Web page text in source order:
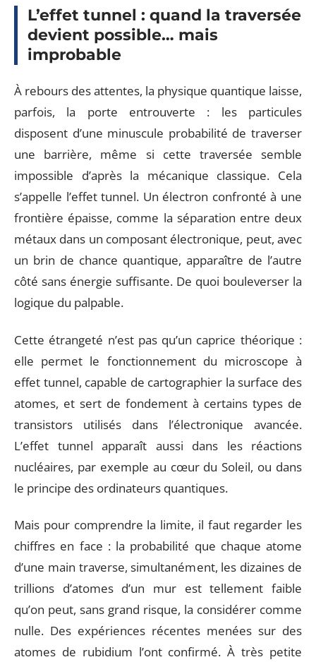
L’effet tunnel : quand la traversée
devient possible… mais
improbable
À rebours des attentes, la physique quantique laisse,
parfois, la porte entrouverte : les particules
disposent d’une minuscule probabilité de traverser
une barrière, même si cette traversée semble
impossible d’après la mécanique classique. Cela
s’appelle l’effet tunnel. Un électron confronté à une
frontière épaisse, comme la séparation entre deux
métaux dans un composant électronique, peut, avec
un brin de chance quantique, apparaître de l’autre
côté sans énergie suffisante. De quoi bouleverser la
logique du palpable.
Cette étrangeté n’est pas qu’un caprice théorique :
elle permet le fonctionnement du microscope à
effet tunnel, capable de cartographier la surface des
atomes, et sert de fondement à certains types de
transistors utilisés dans l’électronique avancée.
L’effet tunnel apparaît aussi dans les réactions
nucléaires, par exemple au cœur du Soleil, ou dans
le principe des ordinateurs quantiques.
Mais pour comprendre la limite, il faut regarder les
chiffres en face : la probabilité que chaque atome
d’une main traverse, simultanément, les dizaines de
trillions d’atomes d’un mur est tellement faible
qu’on peut, sans grand risque, la considérer comme
nulle. Des expériences récentes menées sur des
atomes de rubidium l’ont confirmé. À très petite